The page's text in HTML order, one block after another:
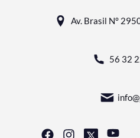
Av. Brasil N°
56 32